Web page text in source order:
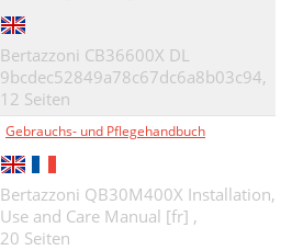
Bertazzoni CB36600X DL
9bcdec52849a78c67dc6a8b03c94,
12 Seiten
Gebrauchs- und Pflegehandbuch
Bertazzoni QB30M400X Installation,
Use and Care Manual [fr] ,
20 Seiten